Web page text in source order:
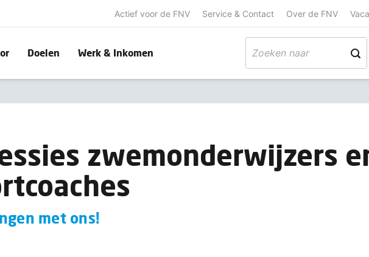
Actief voor de FNV Service & Contact Over de FNV
Doelen Werk & Inkomen
zwemonderwijzers
met ons!